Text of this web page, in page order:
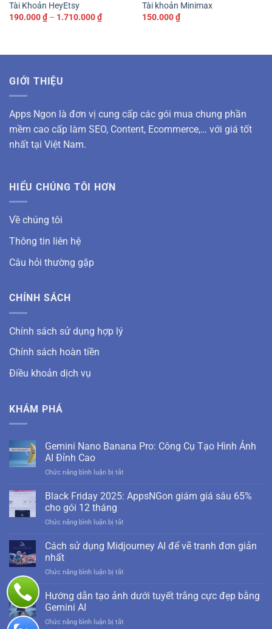
Tài Khoản HeyEtsy
190.000₫ – 1.710.000₫Khoảng
giá:
1.710.000 ₫
Tài khoản Minimax
150.000₫
GIỚI THIỆU
Apps Ngon là đơn vị cung cấp các gói mua chung phần
mềm cao cấp làm SEO, Content, Ecommerce,… với giá tốt
nhất tại Việt Nam.
HIỂU CHÚNG TÔI HƠN
Về chúng tôi
Thông tin liên hệ
Câu hỏi thường gặp
CHÍNH SÁCH
Chính sách sử dụng hợp lý
Chính sách hoàn tiền
Điều khoản dịch vụ
KHÁM PHÁ
Gemini Nano Banana Pro: Công Cụ Tạo Hình Ảnh
AI Đỉnh Cao
Chức năng bình luận bị tắt
Nano
Banana
Tạo
Cao
Black Friday 2025: AppsNGon giám giá sâu 65%
cho gói 12 tháng
Chức năng bình luận bị tắt
Friday
2025:
sâu
Cách sử dụng Midjourney AI để vẽ tranh đơn giản
nhất
Chức năng bình luận bị tắt
sử
Hướng dẫn tạo ảnh dưới tuyết trắng cực đẹp bằng
Gemini AI
Chức năng bình luận bị tắt